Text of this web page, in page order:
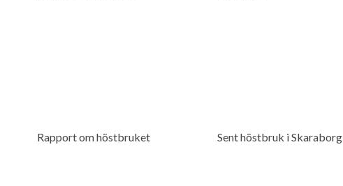
Rapport om höstbruket Sent höstbruk i Skaraborg